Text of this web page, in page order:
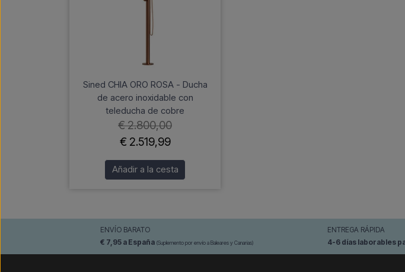
Sined CHIA ORO ROSA - Ducha
de acero inoxidable con
teleducha de cobre
€ 2.800,00
€ 2.519,99
Añadir a la cesta
ENVÍO BARATO
€ 7,95 a España(Suplemento por envío a Baleares y Canarias)
ENTREGA RÁPIDA
4-6 días laborables